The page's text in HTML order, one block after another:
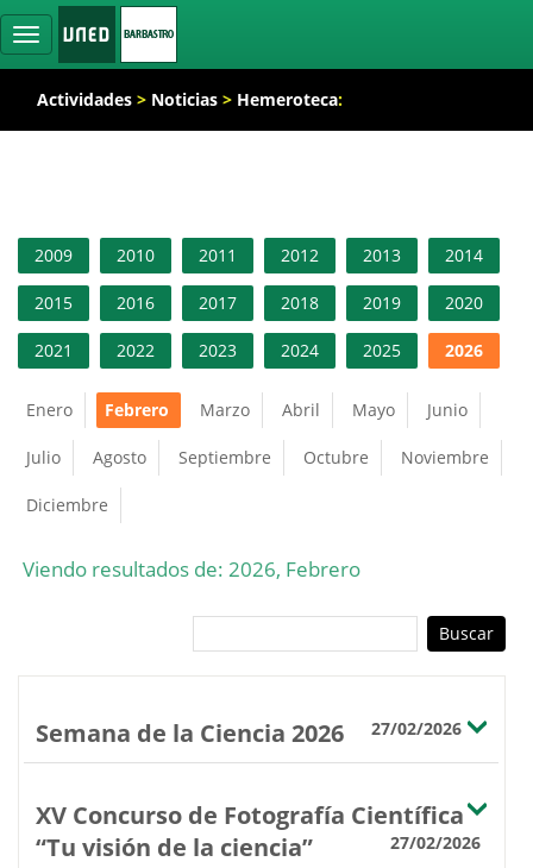
Ocultar
navegación
Actividades > Noticias > Hemeroteca:
2009 2010 2011 2012 2013 2014
2015 2016 2017 2018 2019 2020
2021 2022 2023 2024 2025 2026
Enero Febrero Marzo Abril Mayo Junio
Julio Agosto Septiembre Octubre Noviembre
Diciembre
Viendo resultados de: 2026, Febrero
Semana de la Ciencia 2026 27/02/2026
XV Concurso de Fotografía Científica
“Tu visión de la ciencia”
27/02/2026